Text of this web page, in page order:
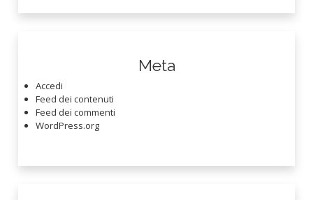
Meta
Accedi
Feed dei contenuti
Feed dei commenti
WordPress.org